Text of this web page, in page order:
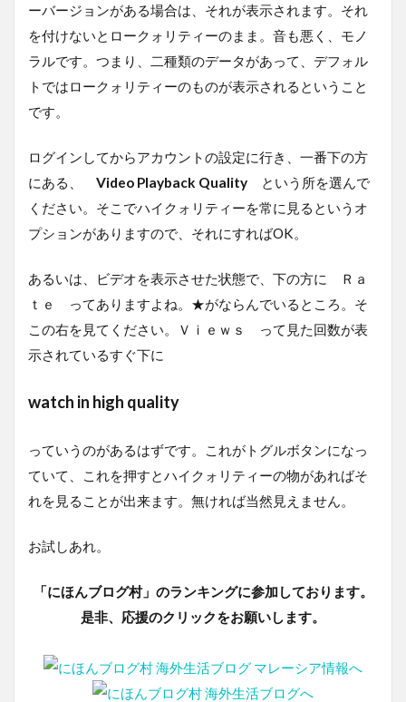
ーバージョンがある場合は、それが表示されます。それ
を付けないとロークォリティーのまま。音も悪く、モノ
ラルです。つまり、二種類のデータがあって、デフォル
トではロークォリティーのものが表示されるということ
です。
ログインしてからアカウントの設定に行き、一番下の方
にある、 Video Playback Quality という所を選んで
ください。そこでハイクォリティーを常に見るというオ
プションがありますので、それにすればOK。
あるいは、ビデオを表示させた状態で、下の方に Ｒａ
ｔｅ ってありますよね。★がならんでいるところ。そ
この右を見てください。Ｖｉｅｗｓ って見た回数が表
示されているすぐ下に
watch in high quality
っていうのがあるはずです。これがトグルボタンになっ
ていて、これを押すとハイクォリティーの物があればそ
れを見ることが出来ます。無ければ当然見えません。
お試しあれ。
「にほんブログ村」のランキングに参加しております。
是非、応援のクリックをお願いします。